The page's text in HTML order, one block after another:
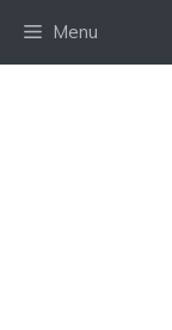
Menu